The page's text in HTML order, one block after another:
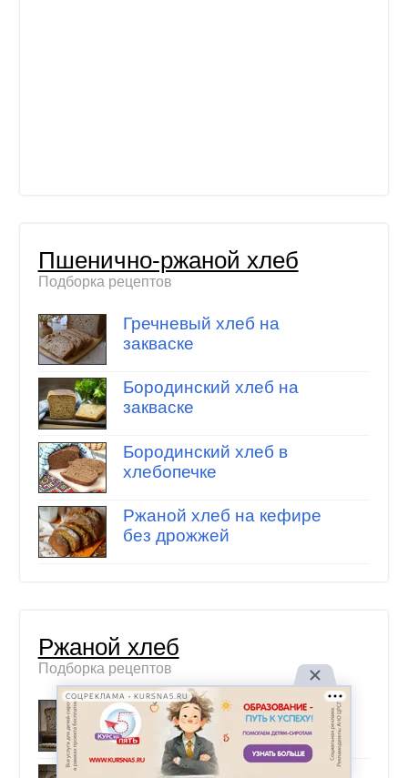
Пшенично-ржаной хлеб
Подборка рецептов
Гречневый хлеб на
закваске
Бородинский хлеб на
закваске
Бородинский хлеб в
хлебопечке
Ржаной хлеб на кефире
без дрожжей
Ржаной хлеб
Подборка рецептов
Ржаной хлеб на закваске
с медом
Бородинский хлеб по
СОЦРЕКЛАМА • KURSNA5.RU